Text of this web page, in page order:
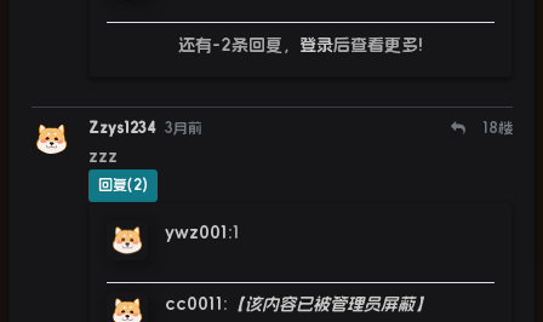
还有-2条回复， 登录后查看更多!
Zzys1234 3月前 18楼
zzz
回复(2)
ywz001 :1
cc0011 : 【该内容已被管理员屏蔽】